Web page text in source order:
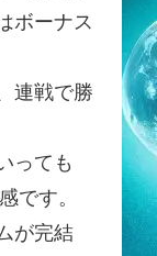
ボーナス
連戦で勝
っても
です。
が完結